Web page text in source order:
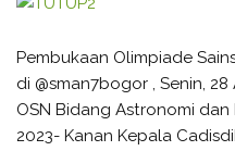
Pembukaan Olimpiade
di @sman7bogor , Senin,
OSN Bidang Astronomi
2023- Kanan Kepala